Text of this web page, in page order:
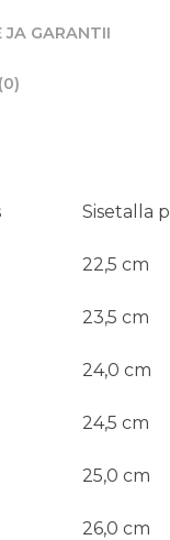
JA GARANTII
Sisetalla
22,5 cm
23,5 cm
24,0 cm
24,5 cm
25,0 cm
26,0 cm